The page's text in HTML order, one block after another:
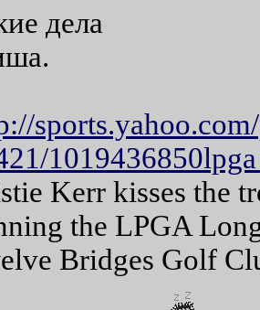
дела
Kerr kisses the
the LPGA
Bridges Golf